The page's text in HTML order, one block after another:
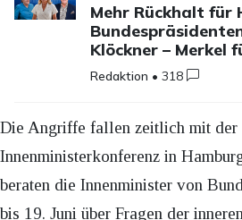
Mehr Rückhalt für
Klöckner – Merkel
Redaktion •318
Die Angriffe fallen zeitlich mit der
Innenministerkonferenz in
beraten die Innenminister von
bis 19. Juni über Fragen der